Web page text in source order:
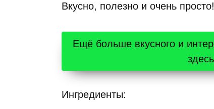
Вкусно, полезно и очень просто!
Ещё больше вкусного и
Ингредиенты: